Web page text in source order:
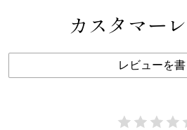
カスタマー
レビューを書